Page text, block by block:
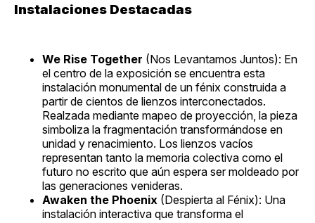
Instalaciones Destacadas
We Rise Together (Nos Levantamos Juntos): En
el centro de la exposición se encuentra esta
instalación monumental de un fénix construida a
partir de cientos de lienzos interconectados.
Realzada mediante mapeo de proyección, la pieza
simboliza la fragmentación transformándose en
unidad y renacimiento. Los lienzos vacíos
representan tanto la memoria colectiva como el
futuro no escrito que aún espera ser moldeado por
las generaciones venideras.
Awaken the Phoenix (Despierta al Fénix): Una
instalación interactiva que transforma el